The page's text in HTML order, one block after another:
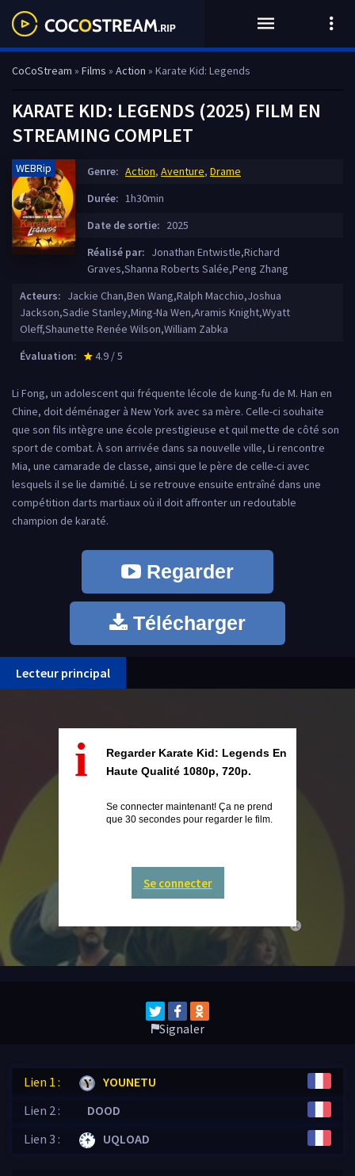
CoCoStream » Films » Action » Karate Kid: Legends
KARATE KID: LEGENDS (2025) FILM EN
STREAMING COMPLET
WEBRip Genre: Action, Aventure, Drame
Durée: 1h30min
Date de sortie: 2025
Réalisé par: Jonathan Entwistle,Richard
Graves,Shanna Roberts Salée,Peng Zhang
Acteurs: Jackie Chan,Ben Wang,Ralph Macchio,Joshua
Jackson,Sadie Stanley,Ming-Na Wen,Aramis Knight,Wyatt
Oleff,Shaunette Renée Wilson,William Zabka
Évaluation:
star_rate
4.9 / 5
Li Fong, un adolescent qui fréquente lécole de kung-fu de M. Han en
Chine, doit déménager à New York avec sa mère. Celle-ci souhaite
que son fils intègre une école prestigieuse et quil mette de côté son
sport de combat. À son arrivée dans sa nouvelle ville, Li rencontre
Mia, une camarade de classe, ainsi que le père de celle-ci avec
lesquels il se lie damitié. Li se retrouve ensuite entraîné dans une
compétition darts martiaux où il doit affronter un redoutable
champion de karaté.
Regarder
Télécharger
Lecteur principal
close
i
Regarder Karate Kid: Legends En
Haute Qualité 1080p, 720p.
Se connecter maintenant! Ça ne prend
que 30 secondes pour regarder le film.
Se connecter
Signaler
Lien 1 :
YOUNETU
Lien 2 :
DOOD
Lien 3 :
UQLOAD